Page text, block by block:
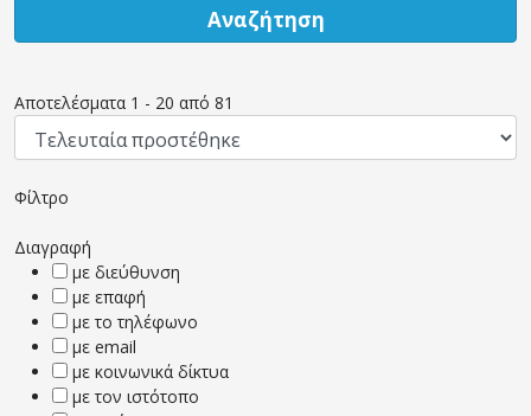
Αναζήτηση
Αποτελέσματα 1 - 20 από 81
Φίλτρο
Διαγραφή
με διεύθυνση
με επαφή
με το τηλέφωνο
με email
με κοινωνικά δίκτυα
με τον ιστότοπο